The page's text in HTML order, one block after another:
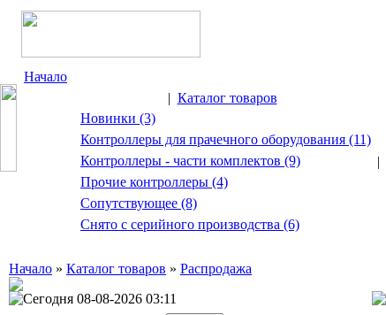
Начало
| Каталог товаров
Новинки (3)
Контроллеры для прачечного оборудования (11)
Контроллеры - части комплектов (9)
Прочие контроллеры (4)
Сопутствующее (8)
Снято с серийного производства (6)
|
Начало » Каталог товаров » Распродажа
Сегодня 08-08-2026 03:11